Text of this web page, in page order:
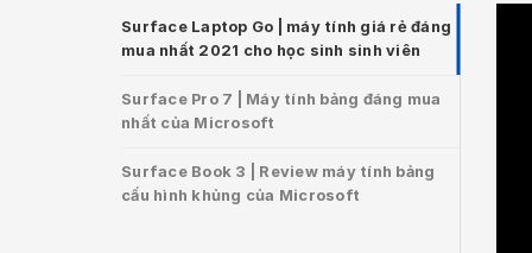
Surface Laptop Go | máy tính giá rẻ đáng
mua nhất 2021 cho học sinh sinh viên
Surface Pro 7 | Máy tính bảng đáng mua
nhất của Microsoft
Surface Book 3 | Review máy tính bảng
cấu hình khủng của Microsoft